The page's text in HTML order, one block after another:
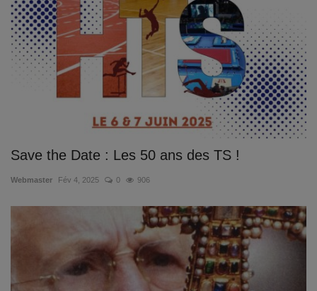
Stages
Association des Parents
Offre d'enseignement & inscriptions
Internats
Services
Save the Date : Les 50 ans des TS !
Webmaster Fév 4, 2025 0 906